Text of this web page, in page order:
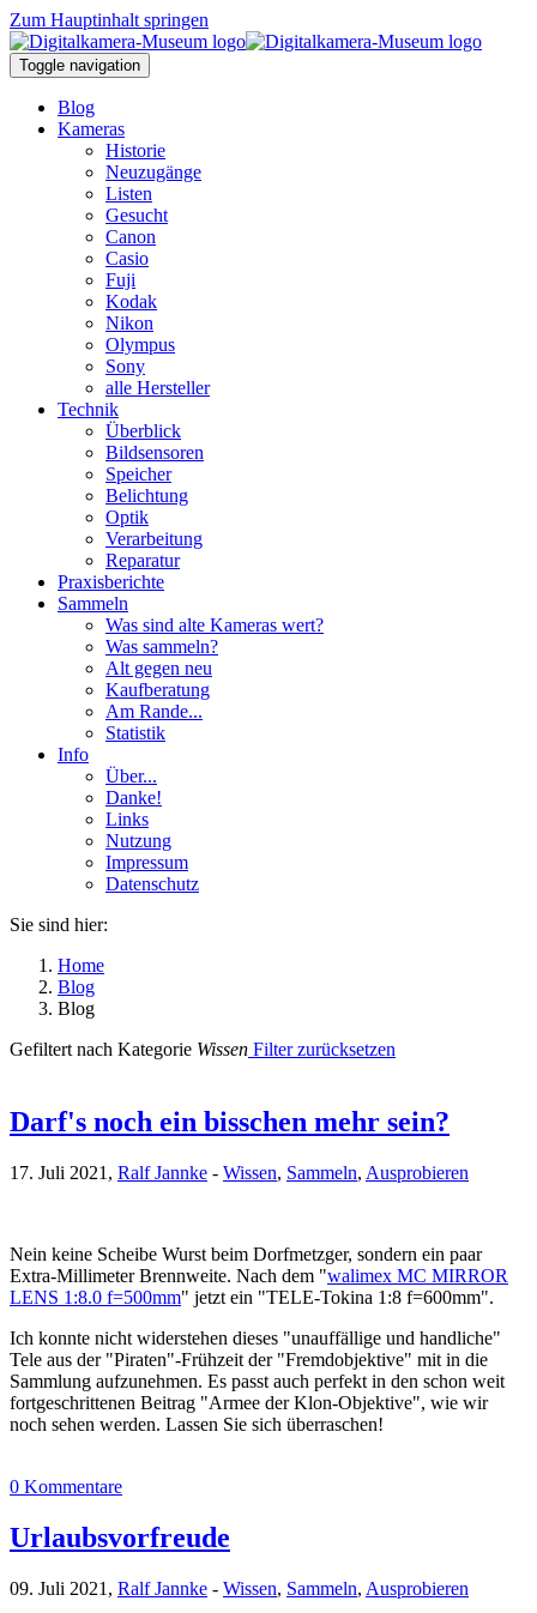
Zum Hauptinhalt springen
Toggle navigation
Blog
Kameras
Historie
Neuzugänge
Listen
Gesucht
Canon
Casio
Fuji
Kodak
Nikon
Olympus
Sony
alle Hersteller
Technik
Überblick
Bildsensoren
Speicher
Belichtung
Optik
Verarbeitung
Reparatur
Praxisberichte
Sammeln
Was sind alte Kameras wert?
Was sammeln?
Alt gegen neu
Kaufberatung
Am Rande...
Statistik
Info
Über...
Danke!
Links
Nutzung
Impressum
Datenschutz
Sie sind hier:
Home
Blog
Blog
Gefiltert nach Kategorie Wissen Filter zurücksetzen
Darf's noch ein bisschen mehr sein?
17. Juli 2021, Ralf Jannke - Wissen, Sammeln, Ausprobieren
Nein keine Scheibe Wurst beim Dorfmetzger, sondern ein paar
Extra-Millimeter Brennweite. Nach dem "walimex MC MIRROR
LENS 1:8.0 f=500mm" jetzt ein "TELE-Tokina 1:8 f=600mm".
Ich konnte nicht widerstehen dieses "unauffällige und handliche"
Tele aus der "Piraten"-Frühzeit der "Fremdobjektive" mit in die
Sammlung aufzunehmen. Es passt auch perfekt in den schon weit
fortgeschrittenen Beitrag "Armee der Klon-Objektive", wie wir
noch sehen werden. Lassen Sie sich überraschen!
0 Kommentare
Urlaubsvorfreude
09. Juli 2021, Ralf Jannke - Wissen, Sammeln, Ausprobieren